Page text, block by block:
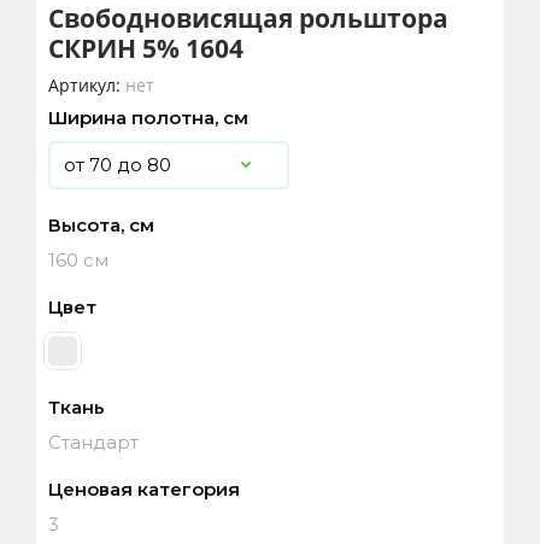
Свободновисящая рольштора
СКРИН 5% 1604
Артикул: нет
Ширина полотна, см
Высота, см
160 см
Цвет
Ткань
Стандарт
Ценовая категория
3